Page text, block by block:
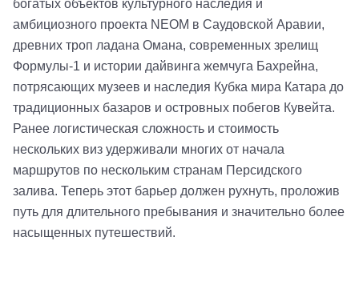
богатых объектов культурного наследия и
амбициозного проекта NEOM в Саудовской Аравии,
древних троп ладана Омана, современных зрелищ
Формулы-1 и истории дайвинга жемчуга Бахрейна,
потрясающих музеев и наследия Кубка мира Катара до
традиционных базаров и островных побегов Кувейта.
Ранее логистическая сложность и стоимость
нескольких виз удерживали многих от начала
маршрутов по нескольким странам Персидского
залива. Теперь этот барьер должен рухнуть, проложив
путь для длительного пребывания и значительно более
насыщенных путешествий.